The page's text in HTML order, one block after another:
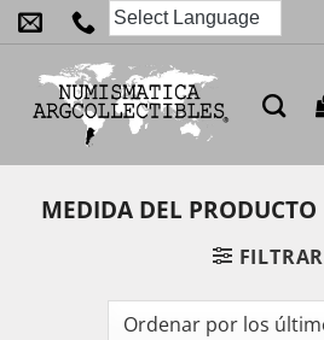
Saltar
al
contenido
MEDIDA DEL PRODUCTO
FILTRAR